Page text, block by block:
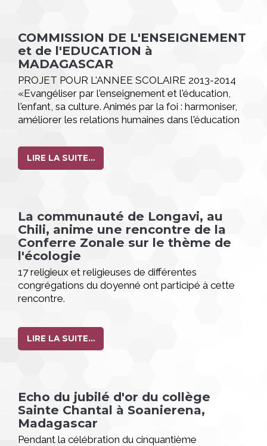
COMMISSION DE L'ENSEIGNEMENT
et de l'EDUCATION à
MADAGASCAR
PROJET POUR L'ANNEE SCOLAIRE 2013-2014
«Evangéliser par l'enseignement et l'éducation,
l'enfant, sa culture. Animés par la foi : harmoniser,
améliorer les relations humaines dans l'éducation
»
LIRE LA SUITE…
La communauté de Longavi, au
Chili, anime une rencontre de la
Conferre Zonale sur le thème de
l'écologie
17 religieux et religieuses de différentes
congrégations du doyenné ont participé à cette
rencontre.
LIRE LA SUITE…
Echo du jubilé d'or du collège
Sainte Chantal à Soanierena,
Madagascar
Pendant la célébration du cinquantième